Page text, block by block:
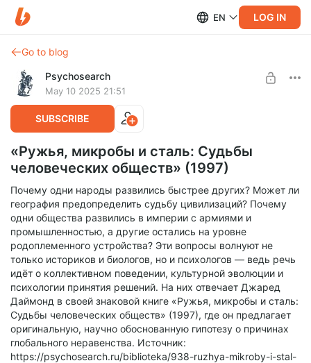
EN LOG IN
Go to blog
Psychosearch
May 10 2025 21:51
SUBSCRIBE
«Ружья, микробы и сталь: Судьбы
человеческих обществ» (1997)
Почему одни народы развились быстрее других? Может ли
география предопределить судьбу цивилизаций? Почему
одни общества развились в империи с армиями и
промышленностью, а другие остались на уровне
родоплеменного устройства? Эти вопросы волнуют не
только историков и биологов, но и психологов — ведь речь
идёт о коллективном поведении, культурной эволюции и
психологии принятия решений. На них отвечает Джаред
Даймонд в своей знаковой книге «Ружья, микробы и сталь:
Судьбы человеческих обществ» (1997), где он предлагает
оригинальную, научно обоснованную гипотезу о причинах
глобального неравенства. Источник:
https://psychosearch.ru/biblioteka/938-ruzhya-mikroby-i-stal-